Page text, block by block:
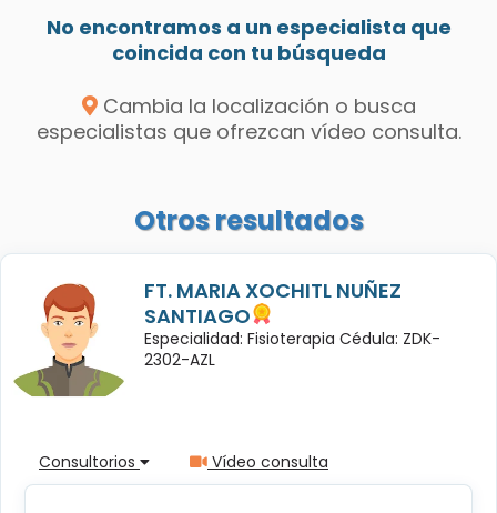
No encontramos a un especialista que
coincida con tu búsqueda
Cambia la localización o busca
especialistas que ofrezcan vídeo consulta.
Otros resultados
FT. MARIA XOCHITL NUÑEZ
SANTIAGO
Especialidad: Fisioterapia Cédula: ZDK-
2302-AZL
Consultorios Vídeo consulta